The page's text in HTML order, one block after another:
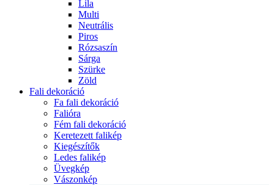
Lila
Multi
Neutrális
Piros
Rózsaszín
Sárga
Szürke
Zöld
Fali dekoráció
Fa fali dekoráció
Falióra
Fém fali dekoráció
Keretezett falikép
Kiegészítők
Ledes falikép
Üvegkép
Vászonkép